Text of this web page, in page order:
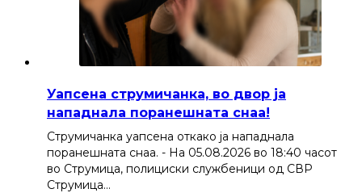
Уапсена струмичанка, во двор ја
нападнала поранешната снаа!
Струмичанка уапсена откако ја нападнала
поранешната снаа. - На 05.08.2026 во 18:40 часот
во Струмица, полициски службеници од СВР
Струмица…